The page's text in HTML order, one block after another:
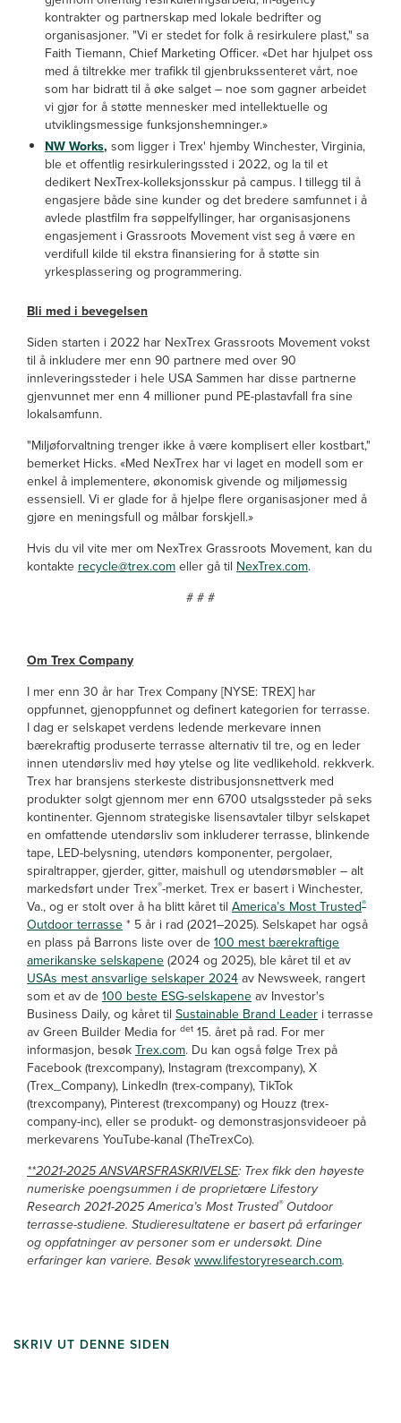
kontrakter og partnerskap med lokale bedrifter og
organisasjoner. "Vi er stedet for folk å resirkulere plast," sa
Faith Tiemann, Chief Marketing Officer. «Det har hjulpet oss
med å tiltrekke mer trafikk til gjenbrukssenteret vårt, noe
som har bidratt til å øke salget – noe som gagner arbeidet
vi gjør for å støtte mennesker med intellektuelle og
utviklingsmessige funksjonshemninger.»
NW Works, som ligger i Trex' hjembyWinchester, Virginia,
ble et offentlig resirkuleringssted i 2022, og la til et
dedikert NexTrex-kolleksjonsskur på campus. I tillegg til å
engasjere både sine kunder og det bredere samfunnet i å
avlede plastfilm fra søppelfyllinger, har organisasjonens
engasjement i Grassroots Movement vist seg å være en
verdifull kilde til ekstra finansiering for å støtte sin
yrkesplassering og programmering.
Bli med i bevegelsen
Siden starten i 2022 har NexTrex Grassroots Movement vokst
til å inkludere mer enn 90 partnere med over 90
innleveringssteder i hele USA Sammen har disse partnerne
gjenvunnet mer enn 4 millioner pund PE-plastavfall fra sine
lokalsamfunn.
"Miljøforvaltning trenger ikke å være komplisert eller kostbart,"
bemerket Hicks. «Med NexTrex har vi laget en modell som er
enkel å implementere, økonomisk givende og miljømessig
essensiell. Vi er glade for å hjelpe flere organisasjoner med å
gjøre en meningsfull og målbar forskjell.»
Hvis du vil vite mer om NexTrex Grassroots Movement, kan du
kontakte recycle@trex.comeller gå til NexTrex.com.
# # #
Om Trex Company
I mer enn 30 år har Trex Company [NYSE: TREX] har
oppfunnet, gjenoppfunnet og definert kategorien for terrasse.
I dag er selskapet verdens ledende merkevare innen
bærekraftig produserte terrasse alternativ til tre, og en leder
innen utendørsliv med høy ytelse og lite vedlikehold. rekkverk.
Trex har bransjens sterkeste distribusjonsnettverk med
produkter solgt gjennom mer enn 6700 utsalgssteder på seks
kontinenter. Gjennom strategiske lisensavtaler tilbyr selskapet
en omfattende utendørsliv som inkluderer terrasse, blinkende
tape, LED-belysning, utendørs komponenter, pergolaer,
spiraltrapper, gjerder, gitter, maishull og utendørsmøbler – alt
markedsført under Trex®-merket. Trex er basert i Winchester,
Va., og er stolt over å ha blitt kåret til America’s Most Trusted®
Outdoor terrasse* 5 år i rad (2021–2025). Selskapet har også
en plass på Barrons liste over de100 mest bærekraftige
amerikanske selskapene(2024 og 2025), ble kåret til et av
USAs mest ansvarlige selskaper 2024av Newsweek, rangert
som et av de100 beste ESG-selskapeneav Investor's
Business Daily, og kåret til Sustainable Brand Leader i terrasse
av Green Builder Media for det 15. året på rad. For mer
informasjon, besøkTrex.com. Du kan også følge Trex på
Facebook (trexcompany), Instagram (trexcompany), X
(Trex_Company), LinkedIn (trex-company), TikTok
(trexcompany), Pinterest (trexcompany) og Houzz (trex-
company-inc), eller se produkt- og demonstrasjonsvideoer på
merkevarens YouTube-kanal (TheTrexCo).
**2021-2025 ANSVARSFRASKRIVELSE: Trex fikk den høyeste
numeriske poengsummen i de proprietære Lifestory
Research 2021-2025 America’s Most Trusted®Outdoor
terrasse-studiene. Studieresultatene er basert på erfaringer
og oppfatninger av personer som er undersøkt. Dine
erfaringer kan variere. Besøkwww.lifestoryresearch.com.
SKRIV UT DENNE SIDEN